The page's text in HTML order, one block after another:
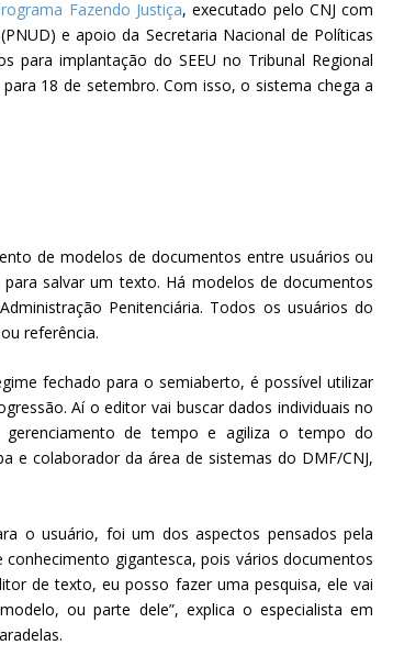
Fazendo Justiça, executado pelo CNJ com
e apoio da Secretaria Nacional de Políticas
para implantação do SEEU no Tribunal Regional
18 de setembro. Com isso, o sistema chega a
de modelos de documentos entre usuários ou
salvar um texto. Há modelos de documentos
Penitenciária. Todos os usuários do
referência.
fechado para o semiaberto, é possível utilizar
Aí o editor vai buscar dados individuais no
de tempo e agiliza o tempo do
e colaborador da área de sistemas do DMF/CNJ,
o usuário, foi um dos aspectos pensados pela
conhecimento gigantesca, pois vários documentos
de texto, eu posso fazer uma pesquisa, ele vai
ou parte dele”, explica o especialista em